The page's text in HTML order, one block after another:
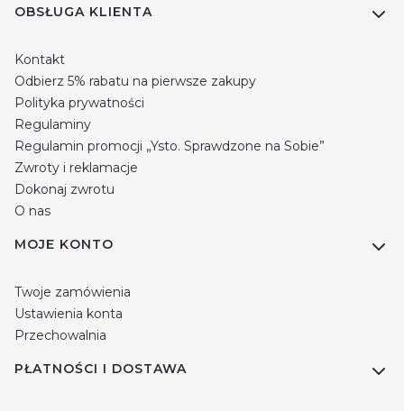
Linki w stopce
OBSŁUGA KLIENTA
Kontakt
Odbierz 5% rabatu na pierwsze zakupy
Polityka prywatności
Regulaminy
Regulamin promocji „Ysto. Sprawdzone na Sobie”
Zwroty i reklamacje
Dokonaj zwrotu
O nas
MOJE KONTO
Twoje zamówienia
Ustawienia konta
Przechowalnia
PŁATNOŚCI I DOSTAWA